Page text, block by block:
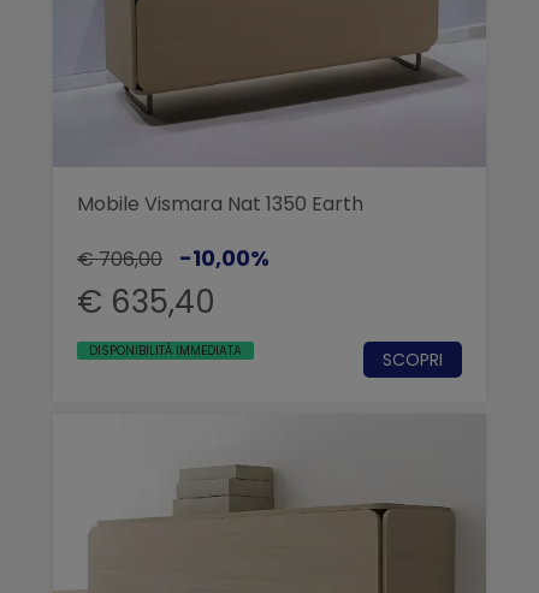
Mobile Vismara Nat 1350 Earth
€ 706,00
-10,00%
€ 635,40
DISPONIBILITÀ IMMEDIATA SCOPRI